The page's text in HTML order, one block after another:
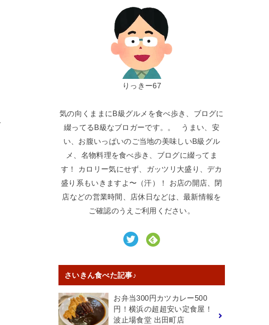
りっきー67
気の向くままにB級グルメを食べ歩き、ブログに
綴ってるB級なブロガーです。。 うまい、安
い、お腹いっぱいのご当地の美味しいB級グル
メ、名物料理を食べ歩き、ブログに綴ってま
す！ カロリー気にせず、ガッツリ大盛り、デカ
盛り系もいきますよ〜（汗）！ お店の開店、閉
店などの営業時間、店休日などは、最新情報を
ご確認のうえご利用ください。
さいきん食べた記事♪
お弁当300円カツカレー500
円！横浜の超超安い定食屋！
波止場食堂 出田町店